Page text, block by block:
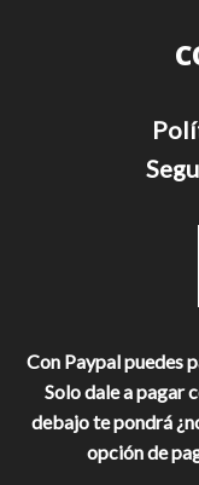
Con Paypal puedes
Solo dale a pagar
debajo te pondrá
opción de